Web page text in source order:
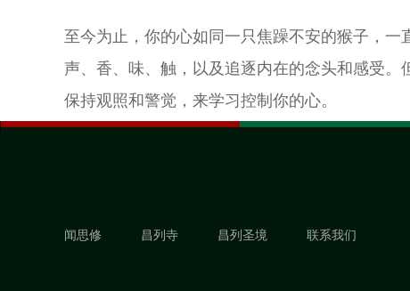
至今为止，你的心如同一只焦躁不安的猴子，一
声、香、味、触，以及追逐内在的念头和感受。
保持观照和警觉，来学习控制你的心。
闻思修 昌列寺 昌列圣境 联系我们